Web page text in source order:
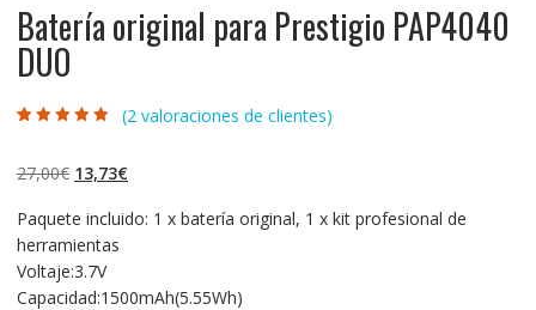
Batería original para Prestigio PAP4040
DUO
valoraciones de
(2valoraciones de clientes)
27,00€ El
original
era:
27,00€.
13,73€El
actual
Paquete incluido: 1 x batería original, 1 x kit profesional de
herramientas
Voltaje:3.7V
Capacidad:1500mAh(5.55Wh)